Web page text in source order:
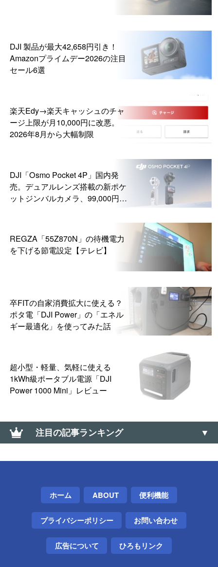
DJI 製品が最大42,658円引き！
Amazonプライムデー2026の注目
セール6選
楽天Edy→楽天キャッシュのチャ
ージ上限が月10,000円に改悪。
2026年8月から大幅制限
DJI「Osmo Pocket 4P」国内発
売。デュアルレンズ搭載の新ポケ
ットジンバルカメラ、99,000円か
REGZA「55Z870N」の待機電力
を下げる節電設定【テレビ】
卒FITの自家消費拡大に使える？
ポタ電「DJI Power」の「エネル
ギー最適化」を使ってみた話
超小型・軽量、気軽に使える
1kWh級ポータブル電源「DJI
Power 1000 Mini」レビュー
注目の記事ランキング
大なり小なり（＜、＞）の上向き・下向きの記号の
出し方（∧、∨）
【Windows】標準機能だけで容量の大きいフォルダ
東芝の電子レンジが「H51」エラーで動かなくなった
ホーム ABOUT 便利機能
プライバシーポリシー お問い合わせ
広告について ひろもリンク